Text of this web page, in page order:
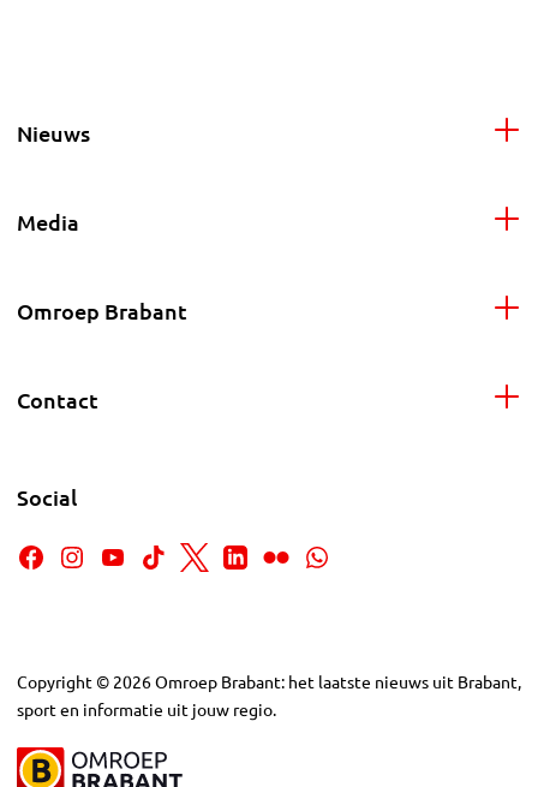
Nieuws
Media
Omroep Brabant
Contact
Social
Copyright © 2026Omroep Brabant: het laatste nieuws uit Brabant,
sport en informatie uit jouw regio.